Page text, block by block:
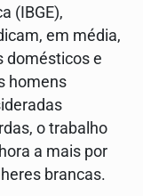
(IBGE),
em média,
domésticos e
homens
o trabalho
a mais por
brancas.